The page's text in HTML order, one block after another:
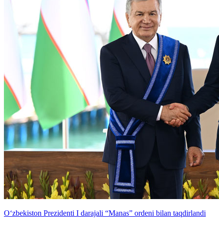
O‘zbekiston Prezidenti I darajali “Manas” ordeni bilan taqdirlandi